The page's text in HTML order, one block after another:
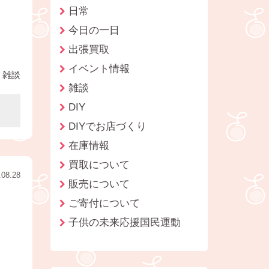
雑談
日常
今日の一日
出張買取
イベント情報
雑談
DIY
DIYでお店づくり
在庫情報
買取について
販売について
ご寄付について
子供の未来応援国民運動